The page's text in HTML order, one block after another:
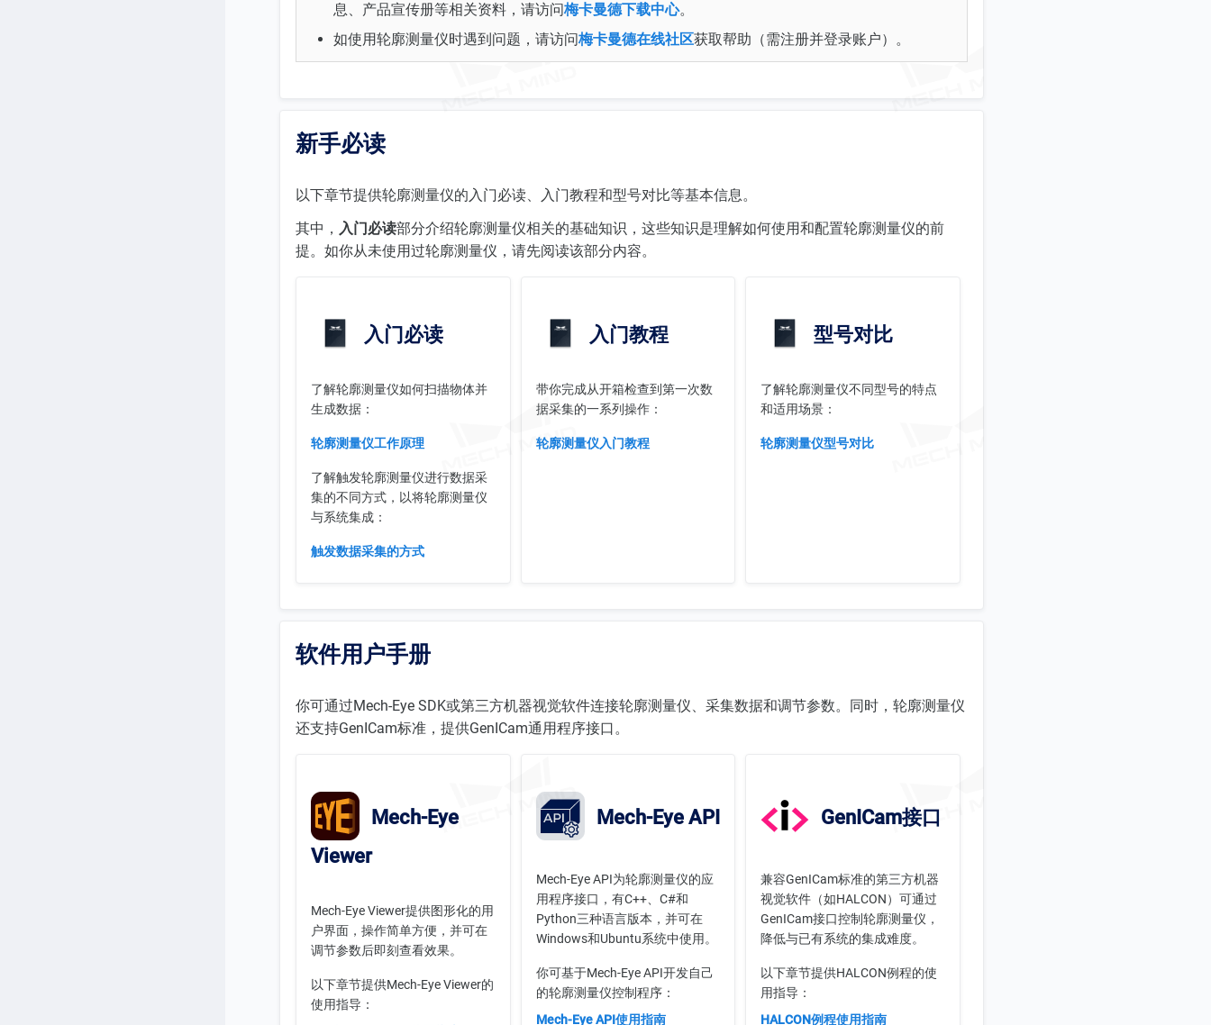
息、产品宣传册等相关资料，请访问梅卡曼德下载中心。
如使用轮廓测量仪时遇到问题，请访问梅卡曼德在线社区获取帮助（需注册并登录账户）。
新手必读
以下章节提供轮廓测量仪的入门必读、入门教程和型号对比等基本信息。
其中， 入门必读部分介绍轮廓测量仪相关的基础知识，这些知识是理解如何使用和配置轮廓测量仪的前
提。如你从未使用过轮廓测量仪，请先阅读该部分内容。
入门必读
了解轮廓测量仪如何扫描物体并
生成数据：
轮廓测量仪工作原理
了解触发轮廓测量仪进行数据采
集的不同方式，以将轮廓测量仪
与系统集成：
触发数据采集的方式
入门教程
带你完成从开箱检查到第一次数
据采集的一系列操作：
轮廓测量仪入门教程
型号对比
了解轮廓测量仪不同型号的特点
和适用场景：
轮廓测量仪型号对比
软件用户手册
你可通过Mech-Eye SDK或第三方机器视觉软件连接轮廓测量仪、采集数据和调节参数。同时，轮廓测量仪
还支持GenICam标准，提供GenICam通用程序接口。
Mech-Eye
Viewer
Mech-Eye Viewer提供图形化的用
户界面，操作简单方便，并可在
调节参数后即刻查看效果。
以下章节提供Mech-Eye Viewer的
使用指导：
Mech-Eye API
Mech-Eye API为轮廓测量仪的应
用程序接口，有C++、C#和
Python三种语言版本，并可在
Windows和Ubuntu系统中使用。
你可基于Mech-Eye API开发自己
的轮廓测量仪控制程序：
Mech-Eye API使用指南
GenICam接口
兼容GenICam标准的第三方机器
视觉软件（如HALCON）可通过
GenICam接口控制轮廓测量仪，
降低与已有系统的集成难度。
以下章节提供HALCON例程的使
用指导：
HALCON例程使用指南